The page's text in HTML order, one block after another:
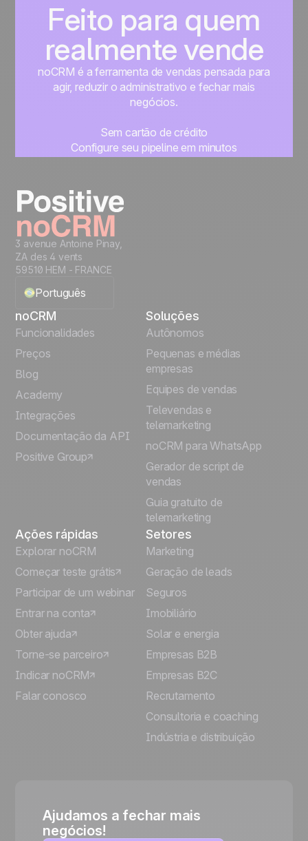
Feito para quem
realmente vende
noCRM é a ferramenta de vendas pensada para
agir, reduzir o administrativo e fechar mais
negócios.
Sem cartão de crédito
Configure seu pipeline em minutos
3 avenue Antoine Pinay,
ZA des 4 vents
59510 HEM - FRANCE
Português
English
Français
Español
Italiano
Deutsch
noCRM
Funcionalidades
Preços
Blog
Academy
Integrações
Documentação da API
Positive Group
Soluções
Autônomos
Pequenas e médias
empresas
Equipes de vendas
Televendas e
telemarketing
noCRM para WhatsApp
Gerador de script de
vendas
Guia gratuito de
telemarketing
Ações rápidas
Explorar noCRM
Começar teste grátis
Participar de um webinar
Entrar na conta
Obter ajuda
Torne-se parceiro
Indicar noCRM
Falar conosco
Setores
Marketing
Geração de leads
Seguros
Imobiliário
Solar e energia
Empresas B2B
Empresas B2C
Recrutamento
Consultoria e coaching
Indústria e distribuição
Ajudamos a fechar mais
negócios!